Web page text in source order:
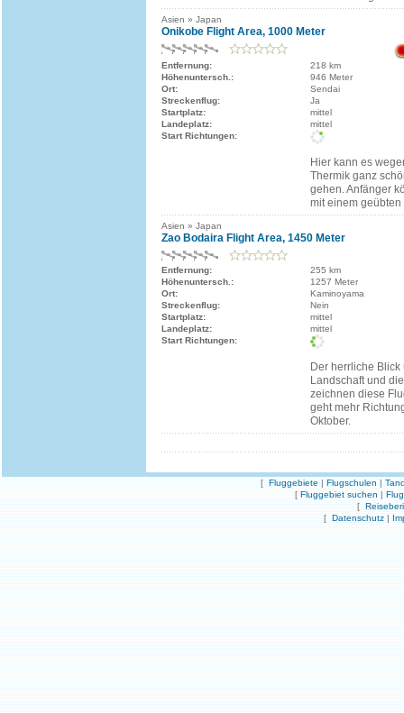
Asien » Japan
Onikobe Flight Area, 1000 Meter
Entfernung:
218 km
Höhenuntersch.:
946 Meter
Ort:
Sendai
Streckenflug:
Ja
Startplatz:
mittel
Landeplatz:
mittel
Start Richtungen:
Hier kann es
Thermik ganz
gehen. Anfänger
mit einem
Asien » Japan
Zao Bodaira Flight Area, 1450 Meter
Entfernung:
255 km
Höhenuntersch.:
1257 Meter
Ort:
Kaminoyama
Streckenflug:
Nein
Startplatz:
mittel
Landeplatz:
mittel
Start Richtungen:
Der herrliche Blick
Landschaft und
zeichnen diese
geht mehr
Oktober.
[ Fluggebiete | Flugschulen |
[ Fluggebiet suchen |
[
[ Datenschutz |